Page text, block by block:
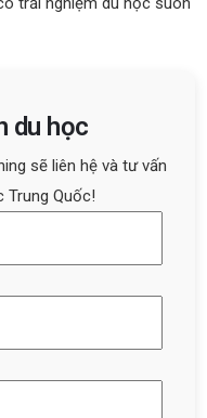
du học
sẽ liên hệ và tư vấn
Quốc!